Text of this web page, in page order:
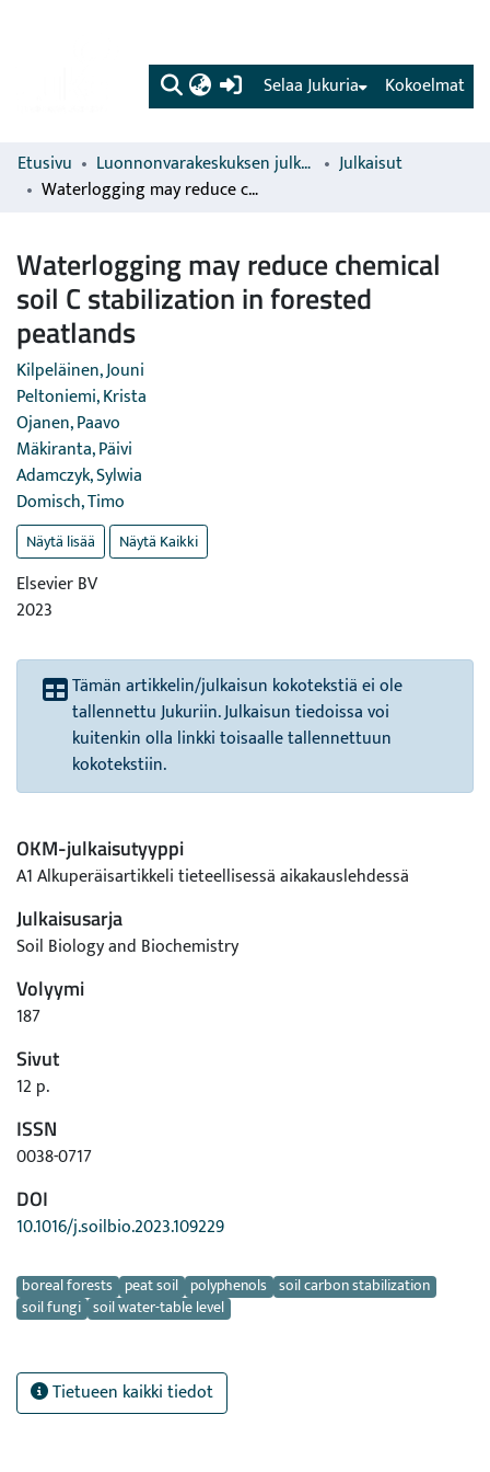
(current) Kokoelmat
Selaa Jukuria
Etusivu Luonnonvarakeskuksen julkaisut
Julkaisut
Waterlogging may reduce chemical soil C stabilization in forested peatlands
Waterlogging may reduce chemical
soil C stabilization in forested
peatlands
Kilpeläinen, Jouni
Peltoniemi, Krista
Ojanen, Paavo
Mäkiranta, Päivi
Adamczyk, Sylwia
Domisch, Timo
Näytä lisää Näytä Kaikki
Elsevier BV
2023
Tämän artikkelin/julkaisun kokotekstiä ei ole
tallennettu Jukuriin. Julkaisun tiedoissa voi
kuitenkin olla linkki toisaalle tallennettuun
kokotekstiin.
OKM-julkaisutyyppi
A1 Alkuperäisartikkeli tieteellisessä aikakauslehdessä
Julkaisusarja
Soil Biology and Biochemistry
Volyymi
187
Sivut
12 p.
ISSN
0038-0717
DOI
10.1016/j.soilbio.2023.109229
Avainsanat
boreal forests peat soil polyphenols soil carbon stabilization
soil fungi soil water-table level
Tietueen kaikki tiedot